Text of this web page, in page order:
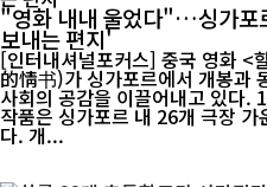
"영화 내내 울었다"…싱가포
보내는 편지'
[인터내셔널포커스] 중국 영화 <
的情书)가 싱가포르에서 개봉과
사회의 공감을 이끌어내고 있다. 18일 현지 영화업계에 따르면 이
작품은 싱가포르 내 26개 극장
다. 개...